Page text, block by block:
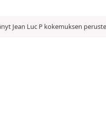
Jean Luc P kokemuksen